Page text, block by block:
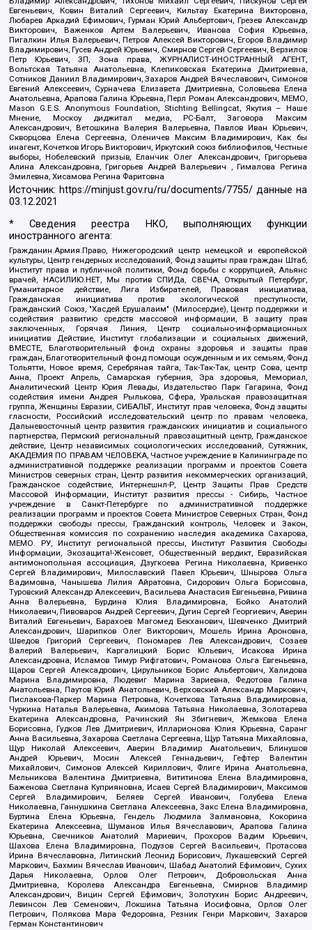
Евгеньевич, Ковин Виталий Сергеевич, Кильтау Екатерина Викторовна,
Любарев Аркадий Ефимович, Гурман Юрий Альбертович, Грезев Александр
Викторович, Важенков Артем Валерьевич, Иванова София Юрьевна,
Пигалкин Илья Валерьевич, Петров Алексей Викторович, Егоров Владимир
Владимирович, Гусев Андрей Юрьевич, Смирнов Сергей Сергеевич, Верзилов
Петр Юрьевич, ЗП, Зона права, ЖУРНАЛИСТ-ИНОСТРАННЫЙ АГЕНТ,
Вольтская Татьяна Анатольевна, Клепиковская Екатерина Дмитриевна,
Сотников Даниил Владимирович, Захаров Андрей Вячеславович, Симонов
Евгений Алексеевич, Сурначева Елизавета Дмитриевна, Соловьева Елена
Анатольевна, Арапова Галина Юрьевна, Перл Роман Александрович, МЕМО,
Mason G.E.S. Anonymous Foundation, Stichting Bellingcat, Якутия – Наше
Мнение, Москоу диджитал медиа, РС-Балт, Заговора Максим
Александрович, Ветошкина Валерия Валерьевна, Павлов Иван Юрьевич,
Скворцова Елена Сергеевна, Оленичев Максим Владимирович, Как бы
инагент, Кочетков Игорь Викторович, Иркутский союз библиофилов, Честные
выборы, Нобелевский призыв, Еланчик Олег Александрович, Григорьева
Алина Александровна, Григорьев Андрей Валерьевич , Гималова Регина
Эмилевна, Хисамова Регина Фаритовна
Источник: https://minjust.gov.ru/ru/documents/7755/ данные на
03.12.2021
* Сведения реестра НКО, выполняющих функции
иностранного агента:
Гражданин.Армия.Право, Нижегородский центр немецкой и европейской
культуры, Центр гендерных исследований, Фонд защиты прав граждан Штаб,
Институт права и публичной политики, Фонд борьбы с коррупцией, Альянс
врачей, НАСИЛИЮ.НЕТ, Мы против СПИДа, СВЕЧА, Открытый Петербург,
Гуманитарное действие, Лига Избирателей, Правовая инициатива,
Гражданская инициатива против экологической преступности,
Гражданский Союз, "Хасдей Ерушалаим" (Милосердие), Центр поддержки и
содействия развитию средств массовой информации, В защиту прав
заключенных, Горячая Линия, Центр социально-информационных
инициатив Действие, Институт глобализации и социальных движений,
ВМЕСТЕ, Благотворительный фонд охраны здоровья и защиты прав
граждан, Благотворительный фонд помощи осужденным и их семьям, Фонд
Тольятти, Новое время, Серебряная тайга, Так-Так-Так, центр Сова, центр
Анна, Проект Апрель, Самарская губерния, Эра здоровья, Мемориал,
Аналитический Центр Юрия Левады, Издательство Парк Гагарина, Фонд
содействия имени Андрея Рылькова, Сфера, Уральская правозащитная
группа, Женщины Евразии, СИБАЛЬТ, Институт прав человека, Фонд защиты
гласности, Российский исследовательский центр по правам человека,
Дальневосточный центр развития гражданских инициатив и социального
партнерства, Пермский региональный правозащитный центр, Гражданское
действие, Центр независимых социологических исследований, Сутяжник,
АКАДЕМИЯ ПО ПРАВАМ ЧЕЛОВЕКА, Частное учреждение в Калининграде по
административной поддержке реализации программ и проектов Совета
Министров северных стран, Центр развития некоммерческих организаций,
Гражданское содействие, Интернешнл-Р, Центр Защиты Прав Средств
Массовой Информации, Институт развития прессы - Сибирь, Частное
учреждение в Санкт-Петербурге по административной поддержке
реализации программ и проектов Совета Министров Северных Стран, Фонд
поддержки свободы прессы, Гражданский контроль, Человек и Закон,
Общественная комиссия по сохранению наследия академика Сахарова,
МЕМО. РУ, Институт региональной прессы, Институт Развития Свободы
Информации, Экозащита!-Женсовет, Общественный вердикт, Евразийская
антимонопольная ассоциация, Дзугкоева Регина Николаевна, Кривенко
Сергей Владимирович, Милославский Павел Юрьевич, Шнырова Ольга
Вадимовна, Чанышева Лилия Айратовна, Сидорович Ольга Борисовна,
Туровский Александр Алексеевич, Васильева Анастасия Евгеньевна, Ривина
Анна Валерьевна, Бурдина Юлия Владимировна, Бойко Анатолий
Николаевич, Пивоваров Андрей Сергеевич, Дугин Сергей Георгиевич, Аверин
Виталий Евгеньевич, Барахоев Магомед Бекханович, Шевченко Дмитрий
Александрович, Шарипков Олег Викторович, Мошель Ирина Ароновна,
Шведов Григорий Сергеевич, Пономарев Лев Александрович, Созаев
Валерий Валерьевич, Каргалицкий Борис Юльевич, Исакова Ирина
Александровна, Исламов Тимур Рифгатович, Романова Ольга Евгеньевна,
Щаров Сергей Алексадрович, Цирульников Борис Альбертович, Халидова
Марина Владимировна, Людевиг Марина Зариевна, Федотова Галина
Анатольевна, Паутов Юрий Анатольевич, Верховский Александр Маркович,
Пислакова-Паркер Марина Петровна, Кочеткова Татьяна Владимировна,
Чуркина Наталья Валерьевна, Акимова Татьяна Николаевна, Золотарева
Екатерина Александровна, Рачинский Ян Збигневич, Жемкова Елена
Борисовна, Гудков Лев Дмитриевич, Илларионова Юлия Юрьевна, Саранг
Анна Васильевна, Захарова Светлана Сергеевна, Щур Татьяна Михайловна,
Щур Николай Алексеевич, Аверин Владимир Анатольевич, Блинушов
Андрей Юрьевич, Мосин Алексей Геннадьевич, Гефтер Валентин
Михайлович, Симонов Алексей Кириллович, Флиге Ирина Анатольевна,
Мельникова Валентина Дмитриевна, Вититинова Елена Владимировна,
Баженова Светлана Куприяновна, Исаев Сергей Владимирович, Максимов
Сергей Владимирович, Беляев Сергей Иванович, Голубева Елена
Николаевна, Ганнушкина Светлана Алексеевна, Закс Елена Владимировна,
Буртина Елена Юрьевна, Гендель Людмила Залмановна, Кокорина
Екатерина Алексеевна, Шуманов Илья Вячеславович, Арапова Галина
Юрьевна, Свечников Анатолий Мариевич, Прохоров Вадим Юрьевич,
Шахова Елена Владимировна, Подузов Сергей Васильевич, Протасова
Ирина Вячеславовна, Литинский Леонид Борисович, Лукашевский Сергей
Маркович, Бахмин Вячеслав Иванович, Шабад Анатолий Ефимович, Сухих
Дарья Николаевна, Орлов Олег Петрович, Добровольская Анна
Дмитриевна, Королева Александра Евгеньевна, Смирнов Владимир
Александрович, Вицин Сергей Ефимович, Золотухин Борис Андреевич,
Левинсон Лев Семенович, Локшина Татьяна Иосифовна, Орлов Олег
Петрович, Полякова Мара Федоровна, Резник Генри Маркович, Захаров
Герман Константинович